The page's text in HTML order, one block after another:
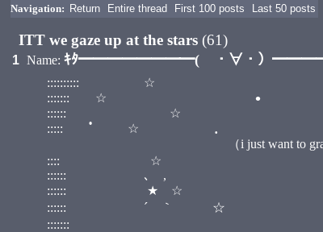
Navigation: Return Entire thread First 100 posts Last 50 posts
ITT we gaze up at the stars(61)
1 Name: ｷﾀ━━━━━━━━( ・∀・）
:::::::::: ☆
::::::: ☆
:::::: ☆
::::: ☆
（i just want to grab one and
:::: ☆
::::::
:::::: ★ ☆ ∧
:::::: ´ ｀ ☆ （ ::
::::::: /⌒:澤;;ヽ
•
•